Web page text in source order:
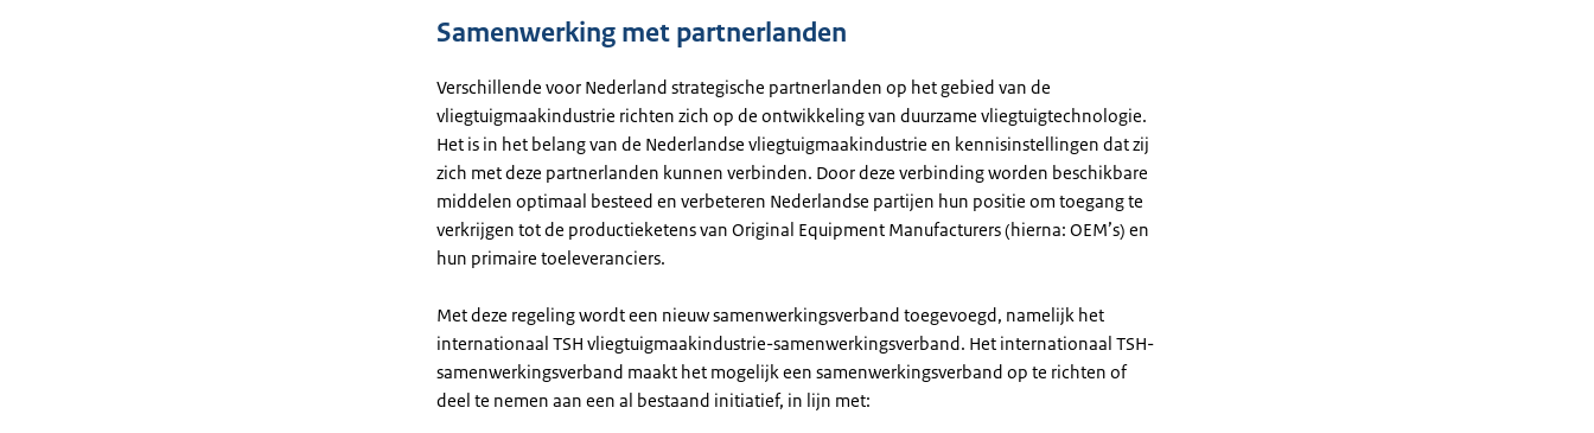
Samenwerking met partnerlanden
Verschillende voor Nederland strategische partnerlanden op het gebied van de
vliegtuigmaakindustrie richten zich op de ontwikkeling van duurzame vliegtuigtechnologie.
Het is in het belang van de Nederlandse vliegtuigmaakindustrie en kennisinstellingen dat zij
zich met deze partnerlanden kunnen verbinden. Door deze verbinding worden beschikbare
middelen optimaal besteed en verbeteren Nederlandse partijen hun positie om toegang te
verkrijgen tot de productieketens van Original Equipment Manufacturers (hierna: OEM’s) en
hun primaire toeleveranciers.
Met deze regeling wordt een nieuw samenwerkingsverband toegevoegd, namelijk het
internationaal TSH vliegtuigmaakindustrie-samenwerkingsverband. Het internationaal TSH-
samenwerkingsverband maakt het mogelijk een samenwerkingsverband op te richten of
deel te nemen aan een al bestaand initiatief, in lijn met: